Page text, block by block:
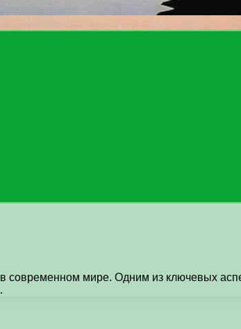
современном мире. Одним из ключевых